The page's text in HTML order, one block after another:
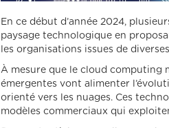
En ce début d’année 2024,
paysage technologique en
les organisations issues de
À mesure que le cloud computing
émergentes vont alimenter
orienté vers les nuages. Ces
modèles commerciaux qui